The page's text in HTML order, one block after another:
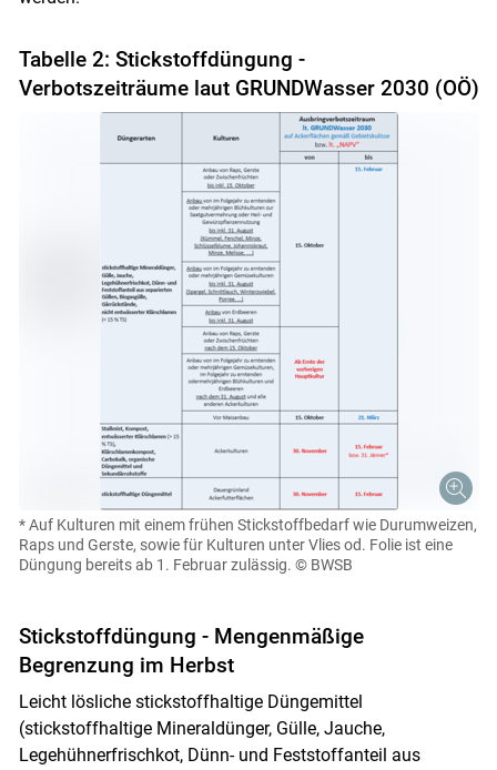
Tabelle 2: Stickstoffdüngung -
Verbotszeiträume laut GRUNDWasser 2030 (OÖ)
* Auf Kulturen mit einem frühen Stickstoffbedarf wie Durumweizen,
Raps und Gerste, sowie für Kulturen unter Vlies od. Folie ist eine
Düngung bereits ab 1. Februar zulässig. © BWSB
Stickstoffdüngung - Mengenmäßige
Begrenzung im Herbst
Leicht lösliche stickstoffhaltige Düngemittel
(stickstoffhaltige Mineraldünger, Gülle, Jauche,
Legehühnerfrischkot, Dünn- und Feststoffanteil aus